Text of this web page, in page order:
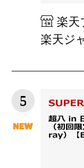
楽天
楽天ジ
5